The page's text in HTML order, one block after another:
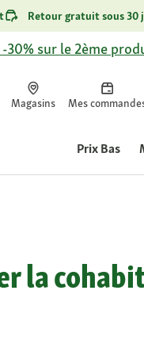
Retour gratuit sous 30
30% sur le 2ème
Magasins Mes
Prix Bas
la